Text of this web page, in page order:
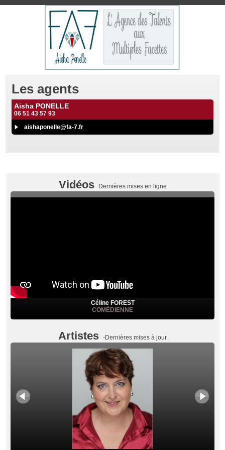
Les agents
Aisha PONELLE
06 51 43 57 93
aishaponelle@fa-7.fr
Vidéos Dernières mises en ligne
Céline FOREST
COMÉDIENNE
Artistes -Dernières mises à jour